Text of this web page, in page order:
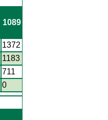
1089
1372
1183
711
0